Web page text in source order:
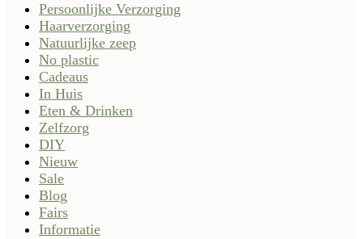
Persoonlijke Verzorging
Haarverzorging
Natuurlijke zeep
No plastic
Cadeaus
In Huis
Eten & Drinken
Zelfzorg
DIY
Nieuw
Sale
Blog
Fairs
Informatie